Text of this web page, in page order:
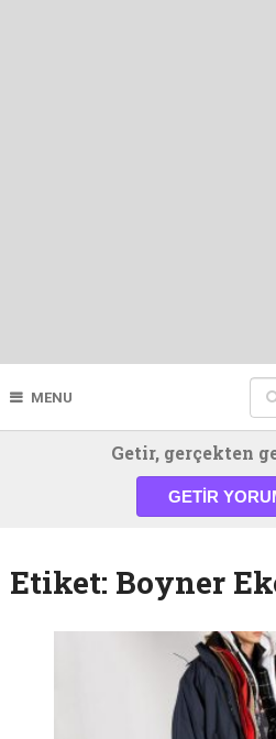
MENU
Getir, gerçekten
GETIR
Etiket: Boyner